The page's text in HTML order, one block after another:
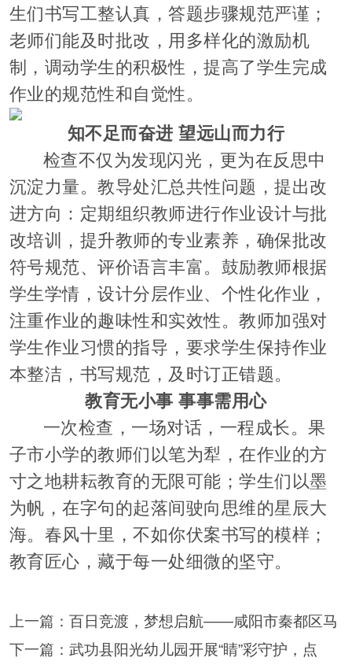
生们书写工整认真，答题步骤规范严谨；
老师们能及时批改，用多样化的激励机
制，调动学生的积极性，提高了学生完成
作业的规范性和自觉性。
知不足而奋进 望远山而力行
检查不仅为发现闪光，更为在反思中
沉淀力量。教导处汇总共性问题，提出改
进方向：定期组织教师进行作业设计与批
改培训，提升教师的专业素养，确保批改
符号规范、评价语言丰富。鼓励教师根据
学生学情，设计分层作业、个性化作业，
注重作业的趣味性和实效性。教师加强对
学生作业习惯的指导，要求学生保持作业
本整洁，书写规范，及时订正错题。
教育无小事 事事需用心
一次检查，一场对话，一程成长。果
子市小学的教师们以笔为犁，在作业的方
寸之地耕耘教育的无限可能；学生们以墨
为帆，在字句的起落间驶向思维的星辰大
海。春风十里，不如你伏案书写的模样；
教育匠心，藏于每一处细微的坚守。
上一篇： 百日竞渡，梦想启航——咸阳市秦都区马
下一篇： 武功县阳光幼儿园开展“睛”彩守护，点